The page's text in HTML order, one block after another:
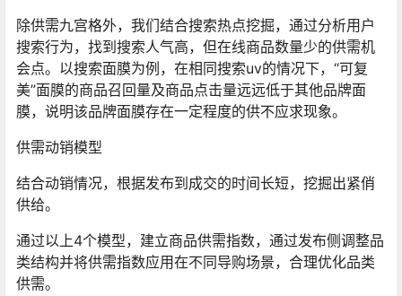
除供需九宫格外，我们结合搜索热点挖掘，通过分析用户
搜索行为，找到搜索人气高，但在线商品数量少的供需机
会点。以搜索面膜为例，在相同搜索uv的情况下，“可复
美”面膜的商品召回量及商品点击量远远低于其他品牌面
膜，说明该品牌面膜存在一定程度的供不应求现象。
供需动销模型
结合动销情况，根据发布到成交的时间长短，挖掘出紧俏
供给。
通过以上4个模型，建立商品供需指数，通过发布侧调整品
类结构并将供需指数应用在不同导购场景，合理优化品类
供需。